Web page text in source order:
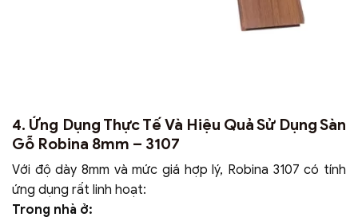
4. Ứng Dụng Thực Tế Và Hiệu Quả Sử Dụng Sàn
Gỗ Robina 8mm – 3107
Với độ dày 8mm và mức giá hợp lý, Robina 3107 có tính
ứng dụng rất linh hoạt:
Trong nhà ở: